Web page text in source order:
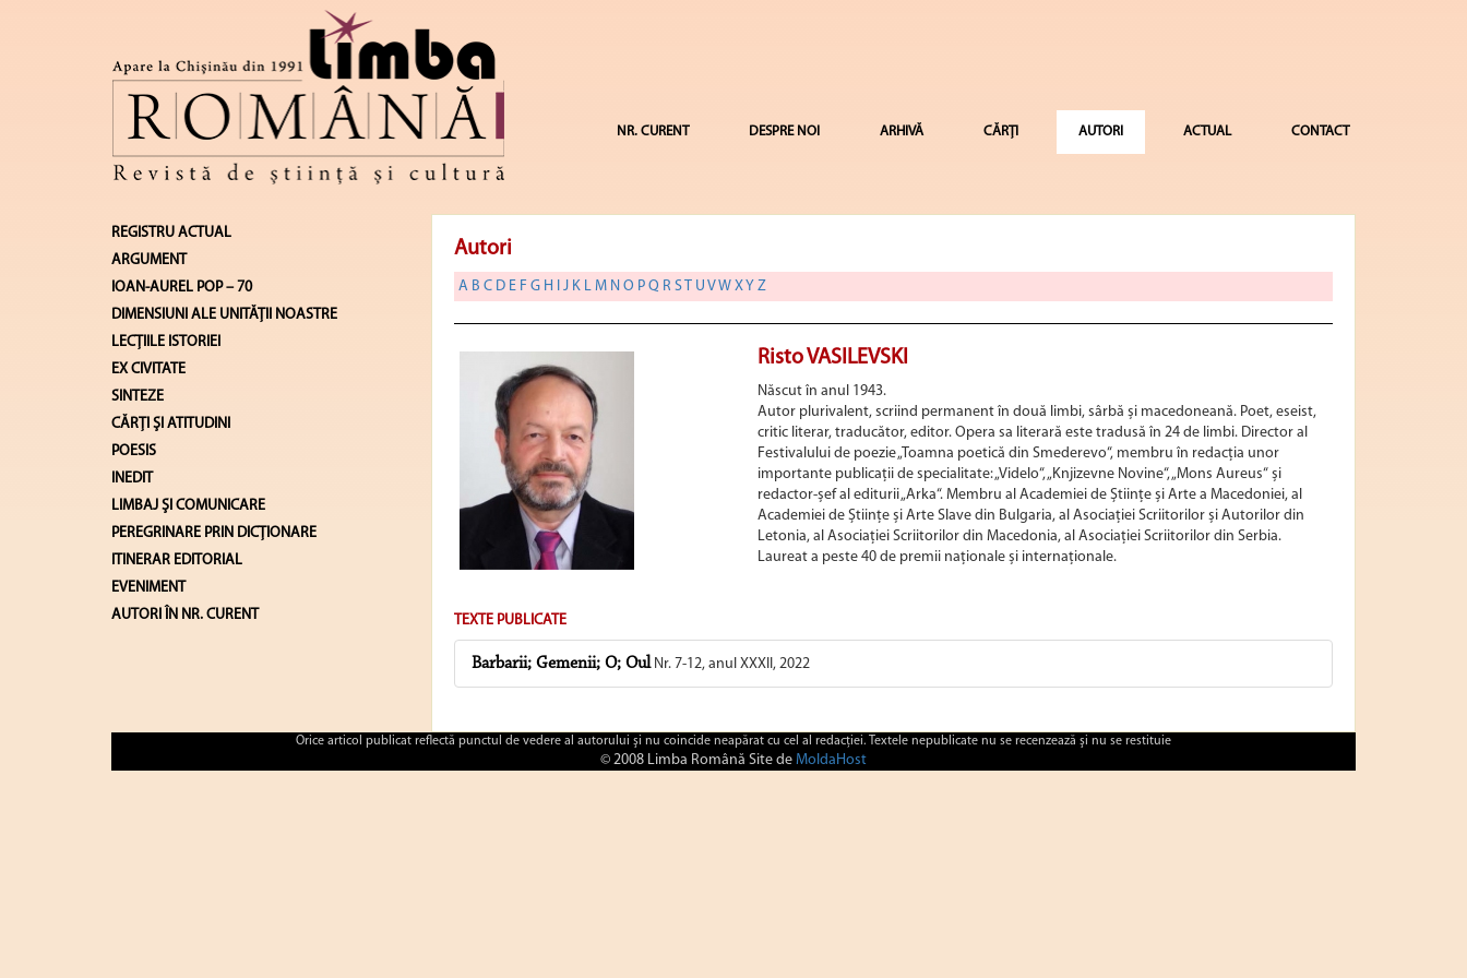
NR. CURENT DESPRE NOI ARHIVĂ CĂRȚI AUTORI ACTUAL CONTACT
REGISTRU ACTUAL
ARGUMENT
IOAN-AUREL POP – 70
DIMENSIUNI ALE UNITĂŢII NOASTRE
LECŢIILE ISTORIEI
EX CIVITATE
SINTEZE
CĂRŢI ŞI ATITUDINI
POESIS
INEDIT
LIMBAJ ŞI COMUNICARE
PEREGRINARE PRIN DICȚIONARE
ITINERAR EDITORIAL
EVENIMENT
AUTORI ÎN NR. CURENT
Autori
A B C D E F G H J K L M N O P Q R ST U VW XY Z
Risto VASILEVSKI
Născut în anul 1943.
Autor plurivalent, scriind permanent în două limbi, sârbă și macedoneană. Poet, eseist,
critic literar, traducător, editor. Opera sa literară este tradusă în 24 de limbi. Director al
Festivalului de poezie „Toamna poetică din Smederevo“, membru în redacția unor
importante publicații de specialitate: „Videlo“, „Knjizevne Novine“, „Mons Aureus“ și
redactor-șef al editurii „Arka“. Membru al Academiei de Științe și Arte a Macedoniei, al
Academiei de Științe și Arte Slave din Bulgaria, al Asociației Scriitorilor și Autorilor din
Letonia, al Asociației Scriitorilor din Macedonia, al Asociației Scriitorilor din Serbia.
Laureat a peste 40 de premii naționale și internaționale.
TEXTE PUBLICATE
Barbarii; Gemenii; O; OulNr. 7-12, anul XXXII, 2022
Orice articol publicat reflectă punctul de vedere al autorului şi nu coincide neapărat cu cel al redacţiei. Textele nepublicate nu se recenzează şi nu se restituie
© 2008 Limba Română Site de MoldaHost